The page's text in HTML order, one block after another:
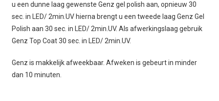
u een dunne laag gewenste Genz gel polish aan, opnieuw 30
sec. in LED/ 2min.UV hierna brengt u een tweede laag Genz Gel
Polish aan 30 sec. in LED/ 2min.UV. Als afwerkingslaag gebruik
Genz Top Coat 30 sec. in LED/ 2min.UV.
Genz is makkelijk afweekbaar. Afweken is gebeurt in minder
dan 10 minuten.